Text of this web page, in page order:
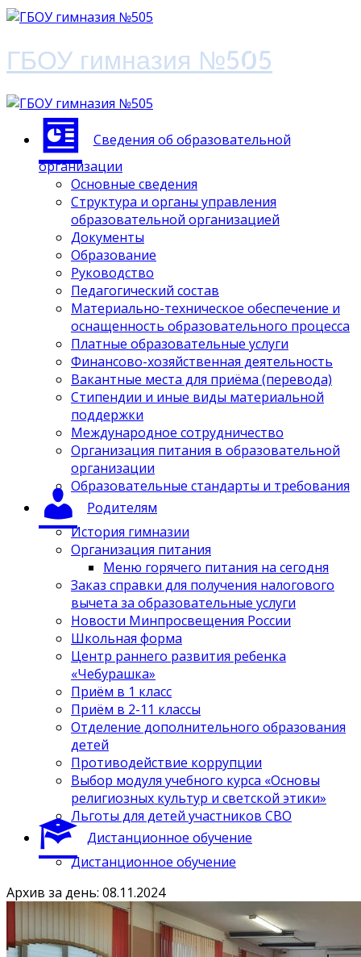
ГБОУ гимназия №505
Сведения об образовательной
организации
Основные сведения
Структура и органы управления
образовательной организацией
Документы
Образование
Руководство
Педагогический состав
Материально-техническое обеспечение и
оснащенность образовательного процесса
Платные образовательные услуги
Финансово-хозяйственная деятельность
Вакантные места для приёма (перевода)
Стипендии и иные виды материальной
поддержки
Международное сотрудничество
Организация питания в образовательной
организации
Образовательные стандарты и требования
Родителям
История гимназии
Организация питания
Меню горячего питания на сегодня
Заказ справки для получения налогового
вычета за образовательные услуги
Новости Минпросвещения России
Школьная форма
Центр раннего развития ребенка
«Чебурашка»
Приём в 1 класс
Приём в 2-11 классы
Отделение дополнительного образования
детей
Противодействие коррупции
Выбор модуля учебного курса «Основы
религиозных культур и светской этики»
Льготы для детей участников СВО
Дистанционное обучение
Дистанционное обучение
Архив за день: 08.11.2024